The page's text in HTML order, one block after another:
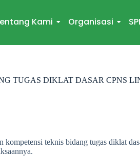
Kami Organisasi
TUGAS DIKLAT DASAR CPNS
teknis bidang tugas diklat